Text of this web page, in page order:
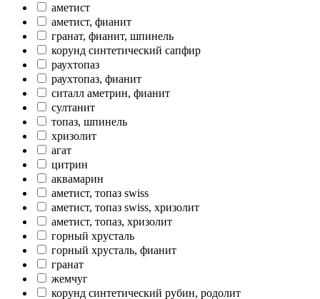
аметист
аметист, фианит
гранат, фианит, шпинель
корунд синтетический сапфир
раухтопаз
раухтопаз, фианит
ситалл аметрин, фианит
султанит
топаз, шпинель
хризолит
агат
цитрин
аквамарин
аметист, топаз swiss
аметист, топаз swiss, хризолит
аметист, топаз, хризолит
горный хрусталь
горный хрусталь, фианит
гранат
жемчуг
корунд синтетический рубин, родолит